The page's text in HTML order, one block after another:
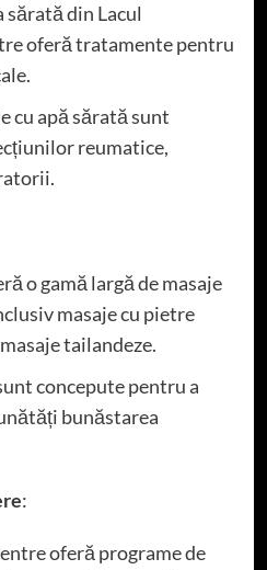
sărată din Lacul
oferă tratamente pentru
cu apă sărată sunt
reumatice,
o gamă largă de masaje
masaje cu pietre
tailandeze.
concepute pentru a
bunăstarea
:
oferă programe de